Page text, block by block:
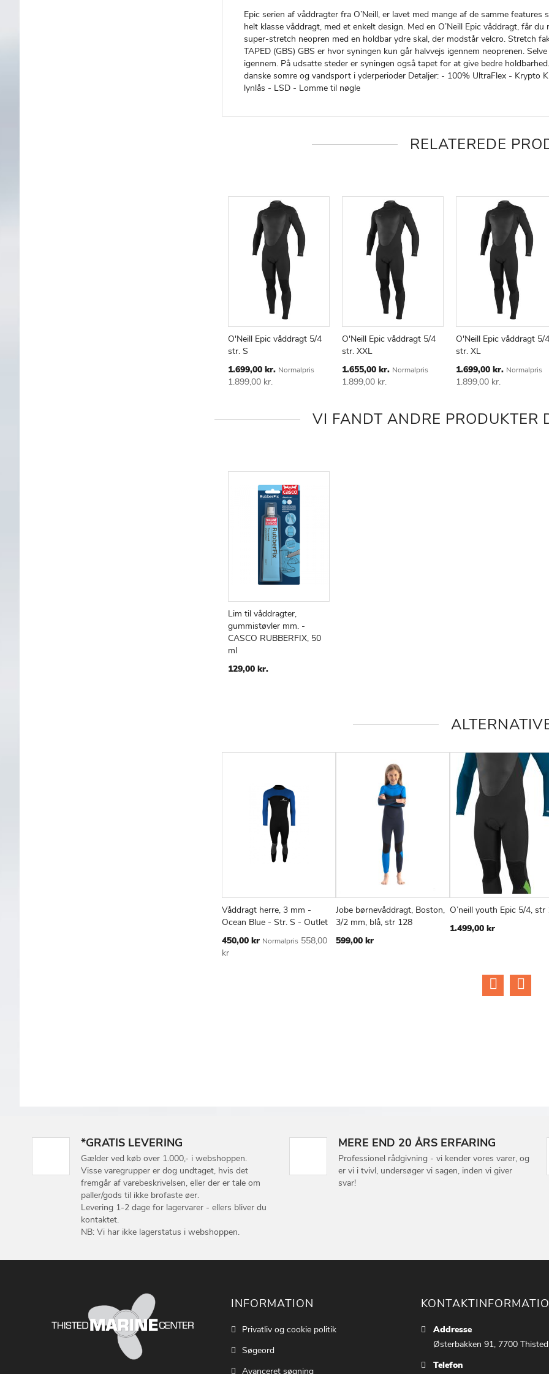
Epic serien af våddragter fra O’Neill, er lavet med mange af de samme features
helt klasse våddragt, med et enkelt design. Med en O’Neill Epic våddragt, får
super-stretch neopren med en holdbar ydre skal, der modstår velcro. Stretch
TAPED (GBS) GBS er hvor syningen kun går halvvejs igennem neoprenen.
igennem. På udsatte steder er syningen også tapet for at give bedre
danske somre og vandsport i yderperioder Detaljer: - 100% UltraFlex - Krypto
lynlås - LSD - Lomme til nøgle
RELATEREDE
TIL
ØNSKE
LISTE
O'Neill Epic våddragt 5/4
str. S
Special
Price
1.699,00 kr. Normalpris
1.899,00 kr.
TILFØJ
TIL
ØNSKE
LISTE
O'Neill Epic våddragt 5/4
str. XXL
Special
Price
1.655,00 kr. Normalpris
1.899,00 kr.
TILFØJ
TIL
ØNSKE
LISTE
O'Neill Epic våddragt 5/4
str. XL
Special
Price
1.699,00 kr. Normalpris
1.899,00 kr.
VI FANDT ANDRE PRODUKTER
Lim til våddragter,
gummistøvler mm. -
CASCO RUBBERFIX, 50
ml
129,00 kr.
Læg i kurv
TILFØJ
ØNSKE
SAMMENLIGN
Våddragt herre, 3 mm -
Ocean Blue - Str. S - Outlet
Tilbudspris
450,00 kr Normalpris 558,00
kr
Læg i kurv
TILFØJSAMMENLIGN
Jobe børnevåddragt, Boston,
3/2 mm, blå, str 128
599,00 kr
O’neill youth Epic 5/4, str
1.499,00 kr
*GRATIS LEVERING
Gælder ved køb over 1.000,- i webshoppen.
Visse varegrupper er dog undtaget, hvis det
fremgår af varebeskrivelsen, eller der er tale om
paller/gods til ikke brofaste øer.
Levering 1-2 dage for lagervarer - ellers bliver du
kontaktet.
NB: Vi har ikke lagerstatus i webshoppen.
MERE END 20 ÅRS ERFARING
Professionel rådgivning - vi kender vores varer, og
er vi i tvivl, undersøger vi sagen, inden vi giver
svar!
INFORMATION
Privatliv og cookie politik
Søgeord
Avanceret søgning
Addresse
Østerbakken 91, 7700 Thisted
Telefon